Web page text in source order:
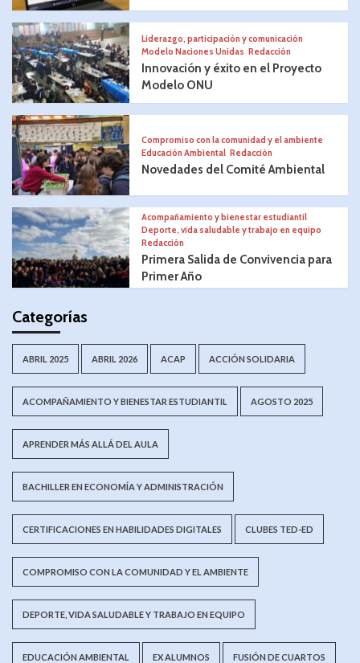
Liderazgo, participación y comunicación
Modelo Naciones Unidas Redacción
Innovación y éxito en el Proyecto
Modelo ONU
Compromiso con la comunidad y el ambiente
Educación Ambiental Redacción
Novedades del Comité Ambiental
Acompañamiento y bienestar estudiantil
Deporte, vida saludable y trabajo en equipo
Redacción
Primera Salida de Convivencia para
Primer Año
Categorías
ABRIL 2025 ABRIL 2026 ACAP ACCIÓN SOLIDARIA
ACOMPAÑAMIENTO Y BIENESTAR ESTUDIANTIL AGOSTO 2025
APRENDER MÁS ALLÁ DEL AULA
BACHILLER EN ECONOMÍA Y ADMINISTRACIÓN
CERTIFICACIONES EN HABILIDADES DIGITALES CLUBES TED-ED
COMPROMISO CON LA COMUNIDAD Y EL AMBIENTE
DEPORTE, VIDA SALUDABLE Y TRABAJO EN EQUIPO
EDUCACIÓN AMBIENTAL EX ALUMNOS FUSIÓN DE CUARTOS